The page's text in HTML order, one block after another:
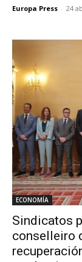
Europa Press - 24
ECONOMÍA
Sindicatos
conselleiro